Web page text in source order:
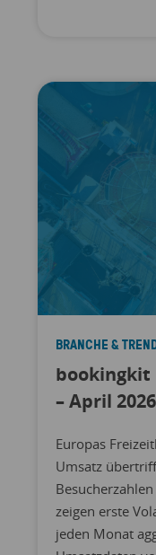
BRANCHE &
– April 2026
Europas
Umsatz
zeigen erste
jeden Monat